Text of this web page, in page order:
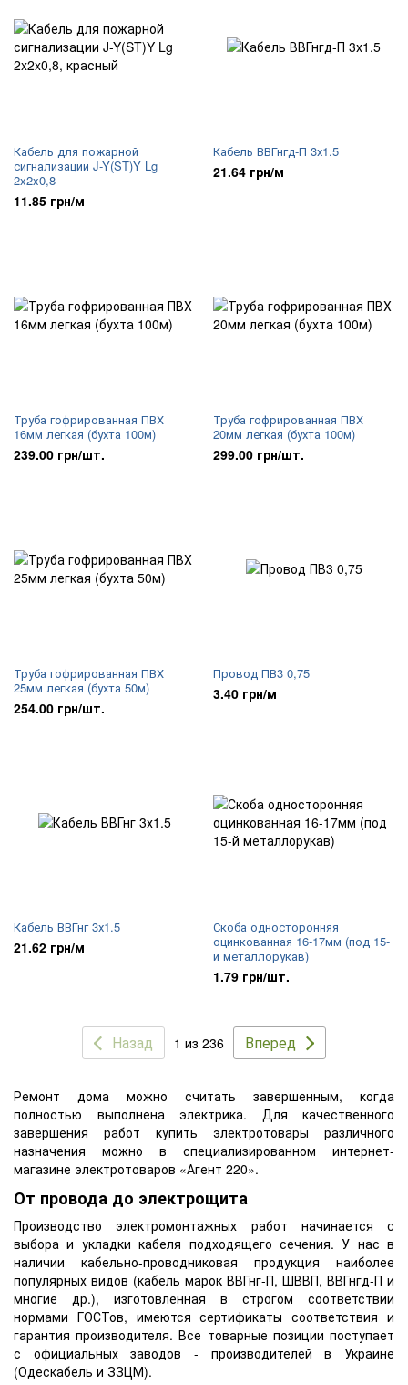
Кабель для пожарной
сигнализации J-Y(ST)Y Lg
2x2x0,8
11.85 грн/м
Кабель ВВГнгд-П 3х1.5
21.64 грн/м
Труба гофрированная ПВХ
16мм легкая (бухта 100м)
239.00 грн/шт.
Труба гофрированная ПВХ
20мм легкая (бухта 100м)
299.00 грн/шт.
Труба гофрированная ПВХ
25мм легкая (бухта 50м)
254.00 грн/шт.
Провод ПВ3 0,75
3.40 грн/м
Кабель ВВГнг 3х1.5
21.62 грн/м
Скоба односторонняя
оцинкованная 16-17мм (под 15-
й металлорукав)
1.79 грн/шт.
Назад 1 из 236 Вперед
Ремонт дома можно считать завершенным, когда
полностью выполнена электрика. Для качественного
завершения работ купить электротовары различного
назначения можно в специализированном интернет-
магазине электротоваров «Агент 220».
От провода до электрощита
Производство электромонтажных работ начинается с
выбора и укладки кабеля подходящего сечения. У нас в
наличии кабельно-проводниковая продукция наиболее
популярных видов (кабель марок ВВГнг-П, ШВВП, ВВГнгд-П и
многие др.), изготовленная в строгом соответствии
нормами ГОСТов, имеются сертификаты соответствия и
гарантия производителя. Все товарные позиции поступает
с официальных заводов - производителей в Украине
(Одескабель и ЗЗЦМ).